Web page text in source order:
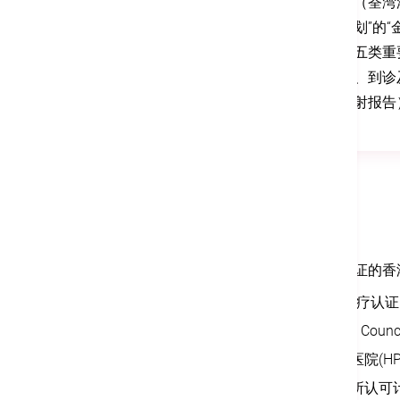
计划”的
于五类
院、到
放射报
拥有国际级认证的
JCI国际医疗认
Australian
健康促进医院
香港实验所认可